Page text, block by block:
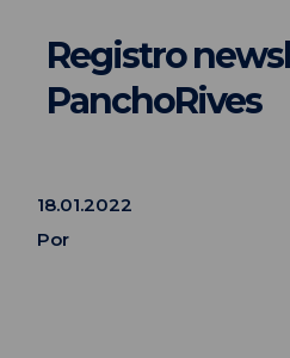
Registro
PanchoRives
18.01.2022
Por